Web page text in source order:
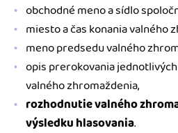
obchodné meno a sídlo
miesto a čas konania valného
meno predsedu valného
opis prerokovania
valného zhromaždenia,
rozhodnutie valného
výsledku hlasovania.